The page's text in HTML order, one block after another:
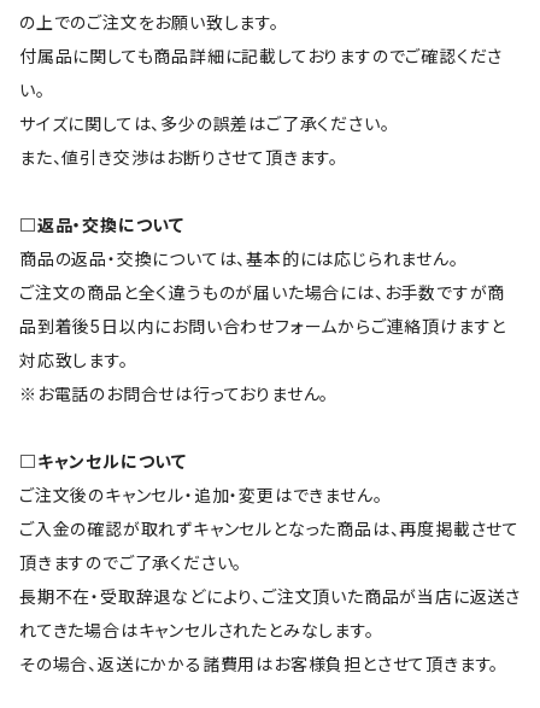
の上でのご注文をお願い致します。
付属品に関しても商品詳細に記載しておりますのでご確認くださ
い。
サイズに関しては、多少の誤差はご了承ください。
また、値引き交渉はお断りさせて頂きます。
□返品・交換について
商品の返品・交換については、基本的には応じられません。
ご注文の商品と全く違うものが届いた場合には、お手数ですが商
品到着後5日以内にお問い合わせフォームからご連絡頂けますと
対応致します。
※お電話のお問合せは行っておりません。
□キャンセルについて
ご注文後のキャンセル・追加・変更はできません。
ご入金の確認が取れずキャンセルとなった商品は、再度掲載させて
頂きますのでご了承ください。
長期不在・受取辞退などにより、ご注文頂いた商品が当店に返送さ
れてきた場合はキャンセルされたとみなします。
その場合、返送にかかる諸費用はお客様負担とさせて頂きます。